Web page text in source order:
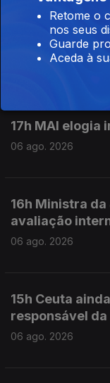
19h É um
instituições",
17h MAI elogia
06 ago. 2026
16h Ministra
avaliação
06 ago. 2026
15h Ceuta
responsável
06 ago. 2026
Retome o
nos seus
Guarde
Aceda à